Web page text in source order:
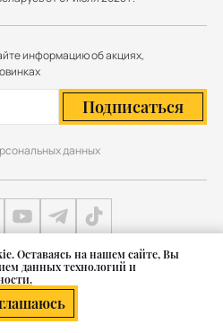
Оставаясь на нашем сайте, Вы
данных технологий и
информацию об акциях,
Подписаться
данных
СКВИРЕЛ в Беларуси
сайта
сайта — SLAM